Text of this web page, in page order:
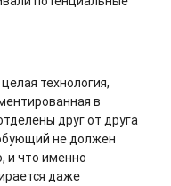
технология,
в
друг от друга
не должен
и что именно
даже